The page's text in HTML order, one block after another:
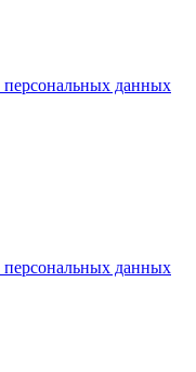
данных
данных